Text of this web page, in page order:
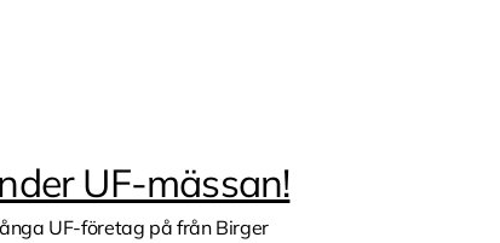
UF-mässan!
UF-företag på från Birger